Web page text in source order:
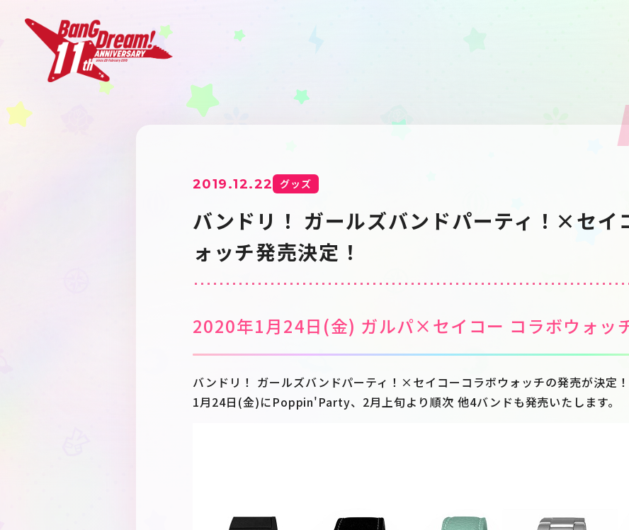
2019.12.22 グッズ
バンドリ！ ガールズバンドパーティ！×セイ
ォッチ発売決定！
2020年1月24日(金) ガルパ×セイコー コラボウォッ
バンドリ！ ガールズバンドパーティ！×セイコーコラボウォッチの発売が決定！
1月24日(金)にPoppin'Party、2月上旬より順次 他4バンドも発売いたします。